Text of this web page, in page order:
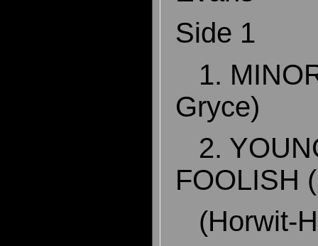
Side 1
1.
Gryce)
2.
FOOLISH
(Horwit-